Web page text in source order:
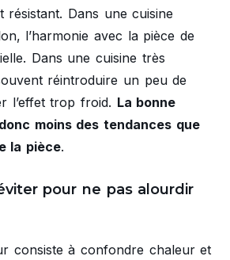
résistant. Dans une cuisine
l’harmonie avec la pièce de
Dans une cuisine très
réintroduire un peu de
l’effet trop froid. La bonne
moins des tendances que
la pièce.
pour ne pas alourdir
consiste à confondre chaleur et